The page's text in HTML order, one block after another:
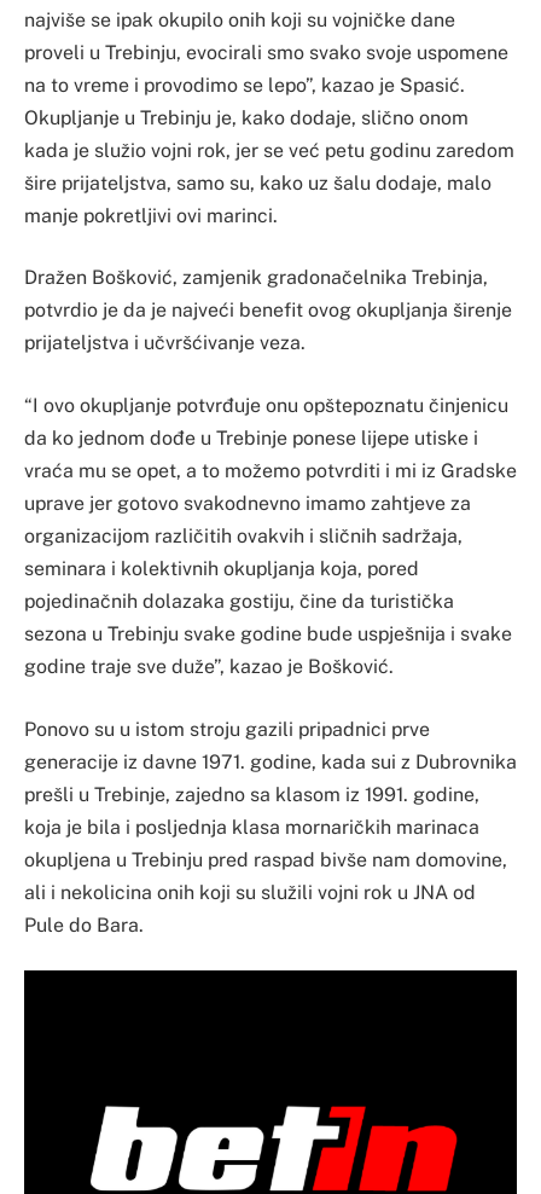
najviše se ipak okupilo onih koji su vojničke dane
proveli u Trebinju, evocirali smo svako svoje uspomene
na to vreme i provodimo se lepo”, kazao je Spasić.
Okupljanje u Trebinju je, kako dodaje, slično onom
kada je služio vojni rok, jer se već petu godinu zaredom
šire prijateljstva, samo su, kako uz šalu dodaje, malo
manje pokretljivi ovi marinci.
Dražen Bošković, zamjenik gradonačelnika Trebinja,
potvrdio je da je najveći benefit ovog okupljanja širenje
prijateljstva i učvršćivanje veza.
“I ovo okupljanje potvrđuje onu opštepoznatu činjenicu
da ko jednom dođe u Trebinje ponese lijepe utiske i
vraća mu se opet, a to možemo potvrditi i mi iz Gradske
uprave jer gotovo svakodnevno imamo zahtjeve za
organizacijom različitih ovakvih i sličnih sadržaja,
seminara i kolektivnih okupljanja koja, pored
pojedinačnih dolazaka gostiju, čine da turistička
sezona u Trebinju svake godine bude uspješnija i svake
godine traje sve duže”, kazao je Bošković.
Ponovo su u istom stroju gazili pripadnici prve
generacije iz davne 1971. godine, kada sui z Dubrovnika
prešli u Trebinje, zajedno sa klasom iz 1991. godine,
koja je bila i posljednja klasa mornaričkih marinaca
okupljena u Trebinju pred raspad bivše nam domovine,
ali i nekolicina onih koji su služili vojni rok u JNA od
Pule do Bara.